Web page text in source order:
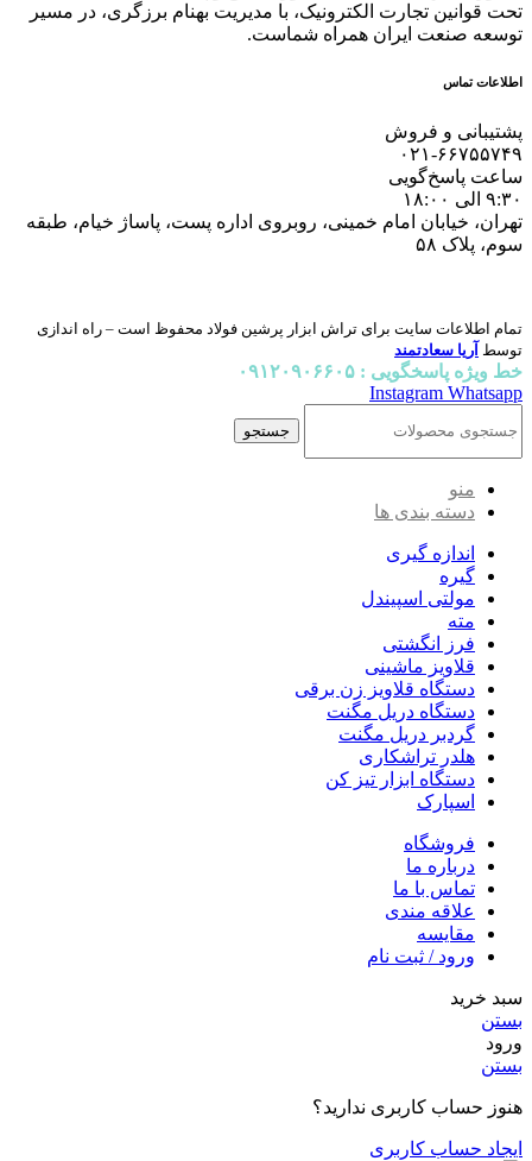
تحت قوانین تجارت الکترونیک، با مدیریت بهنام برزگری، در مسیر
توسعه صنعت ایران همراه شماست.
اطلاعات تماس
پشتیبانی و فروش
۰۲۱-۶۶۷۵۵۷۴۹
ساعت پاسخ‌گویی
۹:۳۰ الی ۱۸:۰۰
تهران، خیابان امام خمینی، روبروی اداره پست، پاساژ خیام، طبقه
سوم، پلاک ۵۸
تمام اطلاعات سایت برای تراش ابزار پرشین فولاد محفوظ است – راه اندازی
توسط آریا سعادتمند
خط ویژه پاسخگویی : ۰۹۱۲۰۹۰۶۶۰۵
Instagram Whatsapp
جستجو
منو
دسته بندی ها
اندازه گیری
گیره
مولتی اسپیندل
مته
فرز انگشتی
قلاویز ماشینی
دستگاه قلاویز زن برقی
دستگاه دریل مگنت
گردبر دریل مگنت
هلدر تراشکاری
دستگاه ابزار تیز کن
اسپارک
فروشگاه
درباره ما
تماس با ما
علاقه مندی
مقایسه
ورود / ثبت نام
سبد خرید
بستن
ورود
بستن
هنوز حساب کاربری ندارید؟
ایجاد حساب کاربری